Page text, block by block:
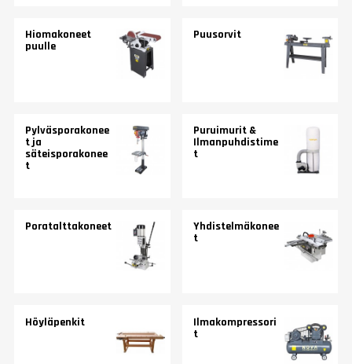
Hiomakoneet
puulle
Puusorvit
Pylväsporakonee
t ja
säteisporakonee
t
Puruimurit &
Ilmanpuhdistime
t
Poratalttakoneet
Yhdistelmäkonee
t
Höyläpenkit
Ilmakompressori
t